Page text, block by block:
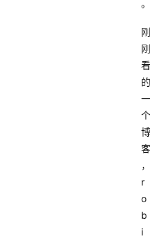
。
刚
刚
看
的
一
个
博
客
，
r
o
b
i